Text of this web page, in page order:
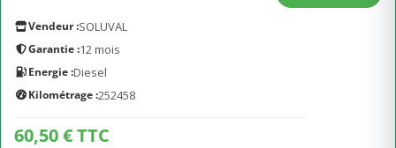
Vendeur :SOLUVAL
Garantie :12 mois
Energie :Diesel
Kilométrage :252458
60,50 € TTC